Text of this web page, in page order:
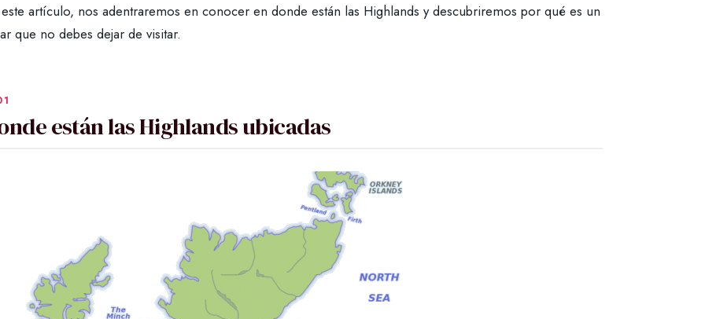
artículo, nos adentraremos en conocer en donde están las Highlands y descubriremos por qué es un
que no debes dejar de visitar.
están las Highlands ubicadas